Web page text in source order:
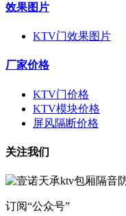
效果图片
KTV门效果图片
厂家价格
KTV门价格
KTV模块价格
屏风隔断价格
关注我们
订阅“公众号”